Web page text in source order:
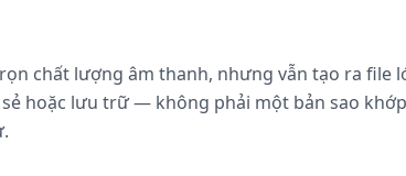
chất lượng âm thanh, nhưng vẫn tạo ra
hoặc lưu trữ — không phải một bản sao